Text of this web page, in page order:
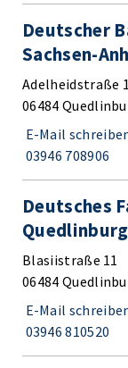
Deutscher
Sachsen-
Adelheidstraße 1
06484
E-Mail
03946 708906
Deutsches
Quedlinburg
Blasiistraße 11
06484
E-Mail
03946 810520